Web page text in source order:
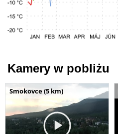
Kamery w pobliżu
Smokovce (5 km)